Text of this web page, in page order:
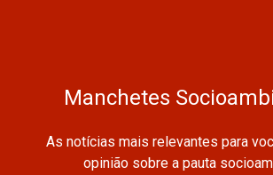
Manchetes
As notícias mais relevantes para
opinião sobre a pauta